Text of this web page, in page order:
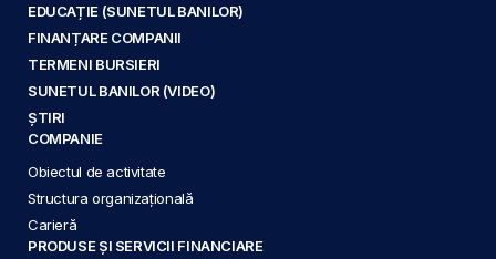
EDUCAȚIE (SUNETUL BANILOR)
FINANȚARE COMPANII
TERMENI BURSIERI
SUNETUL BANILOR (VIDEO)
ȘTIRI
COMPANIE
Obiectul de activitate
Structura organizațională
Carieră
PRODUSE ȘI SERVICII FINANCIARE